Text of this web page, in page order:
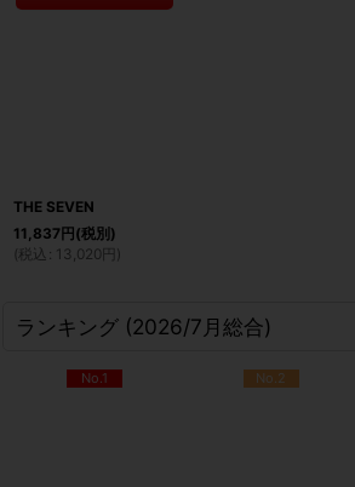
THE SEVEN
11,837 円 (税別)
(税込 : 13,020 円 )
ランキング (2026/7月総合)
No.1 No.2